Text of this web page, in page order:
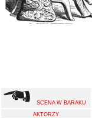
SCENA W BARAKU
AKTORZY